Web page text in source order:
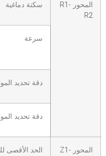
المحور R1-
R2
سكتة دماغية
سرعة
دقة تحديد
دقة تحديد
المحور Z1-
الحد الأقصى